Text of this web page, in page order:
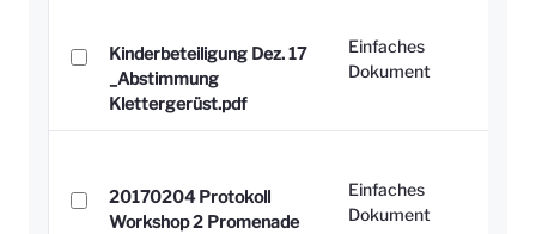
Kinderbeteiligung Dez. 17
_Abstimmung
Klettergerüst.pdf
Einfaches
Dokument
20170204 Protokoll
Workshop 2 Promenade
Einfaches
Dokument